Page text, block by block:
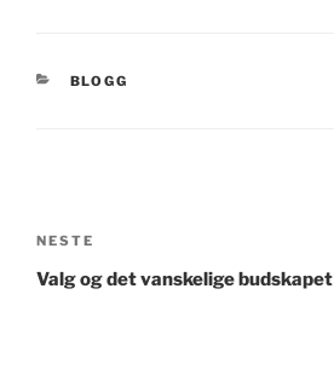
KATEGORIER
BLOGG
Neste
innlegg
NESTE
Valg og det vanskelige budskapet